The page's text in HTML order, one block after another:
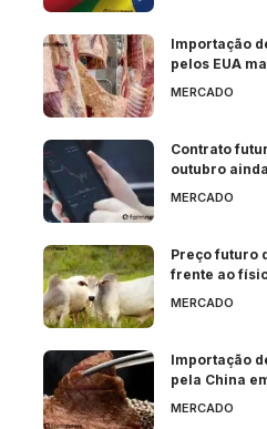
Importação
pelos EUA
MERCADO
Contrato
outubro
MERCADO
Preço futuro
frente ao
MERCADO
Importação
pela China
MERCADO